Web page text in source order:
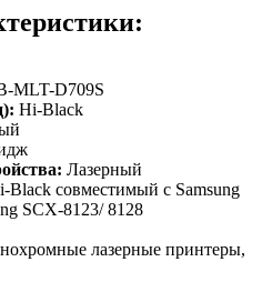
MLT-D709S
Hi-Black
Лазерный
совместимый с Samsung
SCX-8123/ 8128
лазерные принтеры,